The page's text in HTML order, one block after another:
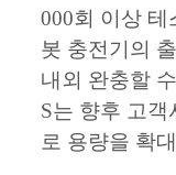
000회 이상 테
봇 충전기의
내외 완충할
S는 향후 고객
로 용량을 확